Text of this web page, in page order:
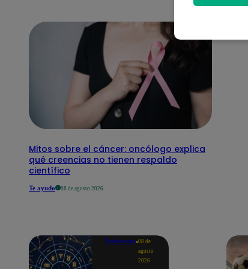
Mitos sobre el cáncer: oncólogo explica
qué creencias no tienen respaldo
científico
Te ayudo 08 de agosto 2026
Tendencias 08 de
agosto
2026